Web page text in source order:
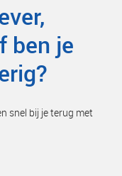
ben je
snel bij je terug met